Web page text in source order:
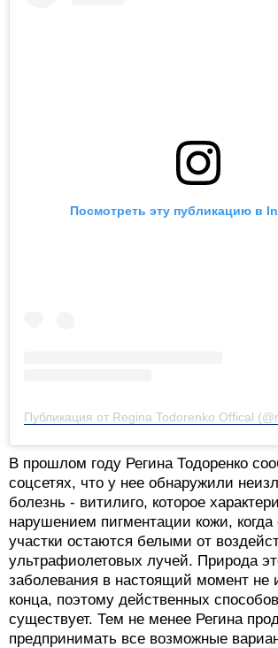
Посмотреть эту публикацию в
В прошлом году Регина Тодоренко
соцсетях, что у нее обнаружили
болезнь - витилиго, которое
нарушением пигментации кожи, когда
участки остаются белыми от
ультрафиолетовых лучей. Природа
заболевания в настоящий момент не
конца, поэтому действенных
существует. Тем не менее Регина
предпринимать все возможные